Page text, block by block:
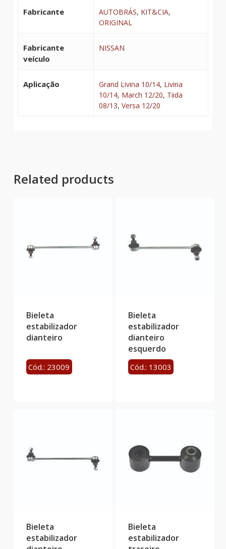
Fabricante AUTOBRÁS, KIT&CIA,
ORIGINAL
Fabricante
veículo
NISSAN
Aplicação Grand Livina 10/14, Livina
10/14, March 12/20, Tiida
08/13, Versa 12/20
Related products
Bieleta
estabilizador
dianteiro
Cód.: 23009
Bieleta
estabilizador
dianteiro
esquerdo
Cód.: 13003
Bieleta
estabilizador
Bieleta
estabilizador